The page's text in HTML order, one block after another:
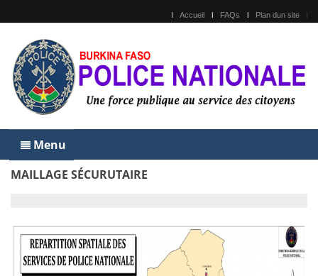
Accueil FAQs Plan dun site
Menu
MAILLAGE SÉCURUTAIRE